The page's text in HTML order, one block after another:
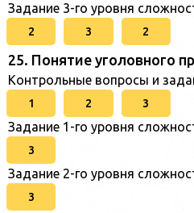
Задание 3-го уровня
2 3 2
25. Понятие уголовного
Контрольные вопросы и
1 2 3
Задание 1-го уровня
3
Задание 2-го уровня
3